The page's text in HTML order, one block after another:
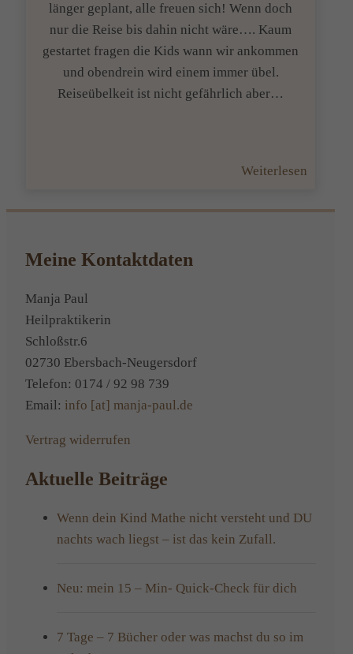
länger geplant, alle freuen sich! Wenn doch
nur die Reise bis dahin nicht wäre…. Kaum
gestartet fragen die Kids wann wir ankommen
und obendrein wird einem immer übel.
Reiseübelkeit ist nicht gefährlich aber…
Weiterlesen
Reise
Meine Kontaktdaten
Manja Paul
Heilpraktikerin
Schloßstr.6
02730 Ebersbach-Neugersdorf
Telefon: 0174 / 92 98 739
Email: info [at] manja-paul.de
Vertrag widerrufen
Aktuelle Beiträge
Wenn dein Kind Mathe nicht versteht und DU
nachts wach liegst – ist das kein Zufall.
Neu: mein 15 – Min- Quick-Check für dich
7 Tage – 7 Bücher oder was machst du so im